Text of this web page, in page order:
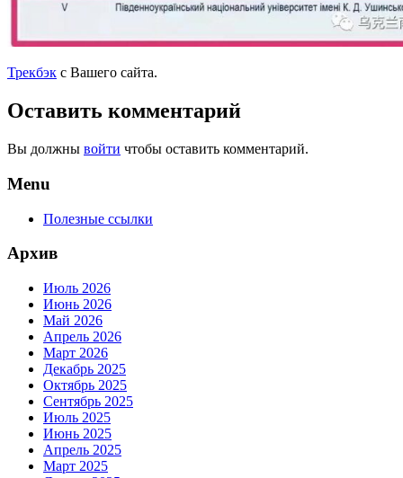
Трекбэк с Вашего сайта.
Оставить комментарий
Вы должны войти чтобы оставить комментарий.
Menu
Полезные ссылки
Архив
Июль 2026
Июнь 2026
Май 2026
Апрель 2026
Март 2026
Декабрь 2025
Октябрь 2025
Сентябрь 2025
Июль 2025
Июнь 2025
Апрель 2025
Март 2025